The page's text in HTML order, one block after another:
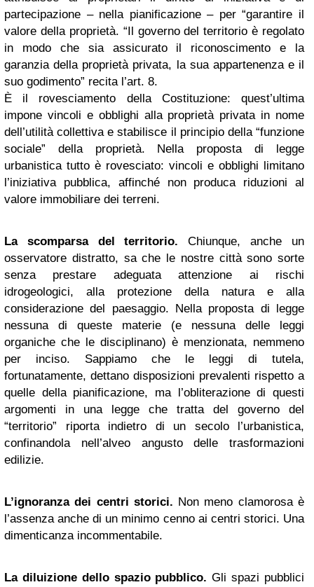
partecipazione – nella pianificazione – per “garantire il
valore della proprietà. “Il governo del territorio è regolato
in modo che sia assicurato il riconoscimento e la
garanzia della proprietà privata, la sua appartenenza e il
suo godimento” recita l’art. 8.
È il rovesciamento della Costituzione: quest’ultima
impone vincoli e obblighi alla proprietà privata in nome
dell’utilità collettiva e stabilisce il principio della “funzione
sociale” della proprietà. Nella proposta di legge
urbanistica tutto è rovesciato: vincoli e obblighi limitano
l’iniziativa pubblica, affinché non produca riduzioni al
valore immobiliare dei terreni.
La scomparsa del territorio.Chiunque, anche un
osservatore distratto, sa che le nostre città sono sorte
senza prestare adeguata attenzione ai rischi
idrogeologici, alla protezione della natura e alla
considerazione del paesaggio. Nella proposta di legge
nessuna di queste materie (e nessuna delle leggi
organiche che le disciplinano) è menzionata, nemmeno
per inciso. Sappiamo che le leggi di tutela,
fortunatamente, dettano disposizioni prevalenti rispetto a
quelle della pianificazione, ma l’obliterazione di questi
argomenti in una legge che tratta del governo del
“territorio” riporta indietro di un secolo l’urbanistica,
confinandola nell’alveo angusto delle trasformazioni
edilizie.
L’ignoranza dei centri storici. Non meno clamorosa è
l’assenza anche di un minimo cenno ai centri storici. Una
dimenticanza incommentabile.
La diluizione dello spazio pubblico.Gli spazi pubblici